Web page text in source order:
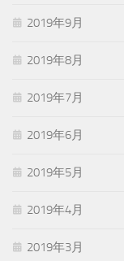
2019年9月
2019年8月
2019年7月
2019年6月
2019年5月
2019年4月
2019年3月